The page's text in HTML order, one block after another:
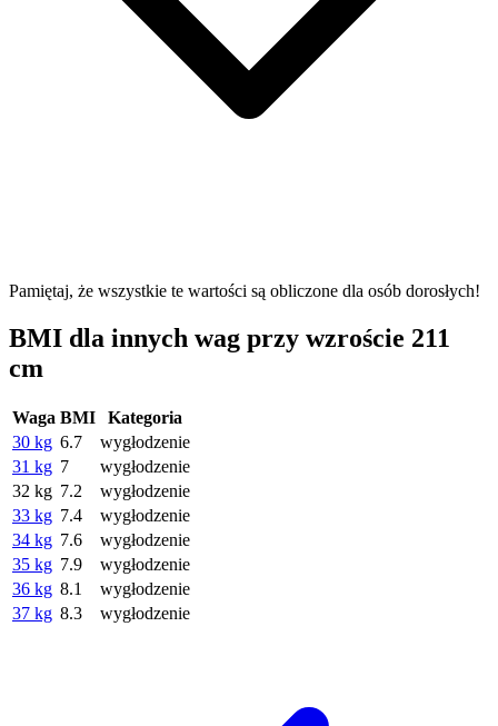
Pamiętaj, że wszystkie te wartości są obliczone dla osób dorosłych!
BMI dla innych wag przy wzroście 211
cm
Waga BMI
Kategoria
30 kg 6.7
wygłodzenie
31 kg 7
wygłodzenie
32 kg 7.2
wygłodzenie
33 kg 7.4
wygłodzenie
34 kg 7.6
wygłodzenie
35 kg 7.9
wygłodzenie
36 kg 8.1
wygłodzenie
37 kg 8.3 wygłodzenie